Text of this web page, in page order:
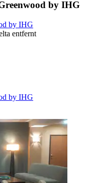
by IHG
by IHG
entfernt
by IHG